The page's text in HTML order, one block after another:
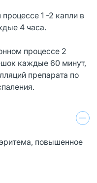
1 -2 капли в
4 часа.
процессе 2
каждые 60 минут,
препарата по
повышенное